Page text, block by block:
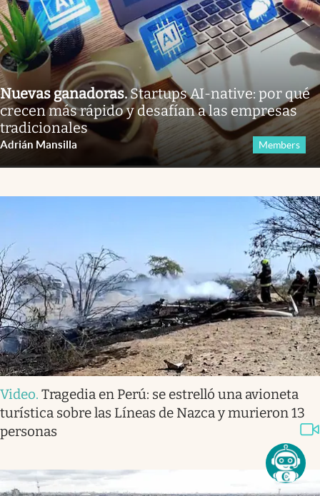
Nuevas ganadoras.Startups AI-native: por qué
crecen más rápido y desafían a las empresas
tradicionales
Adrián Mansilla Members
Video. Tragedia en Perú: se estrelló una avioneta
turística sobre las Líneas de Nazca y murieron 13
personas